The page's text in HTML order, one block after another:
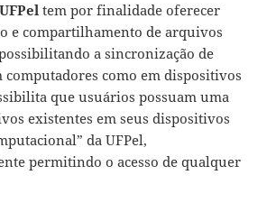
tem por finalidade oferecer
e compartilhamento de arquivos
a sincronização de
computadores como em dispositivos
que usuários possuam uma
existentes em seus dispositivos
da UFPel,
permitindo o acesso de qualquer